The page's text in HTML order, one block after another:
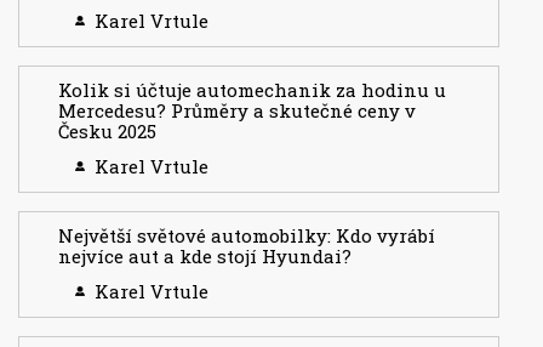
Karel Vrtule
Kolik si účtuje automechanik za hodinu u
Mercedesu? Průměry a skutečné ceny v
Česku 2025
Karel Vrtule
Největší světové automobilky: Kdo vyrábí
nejvíce aut a kde stojí Hyundai?
Karel Vrtule